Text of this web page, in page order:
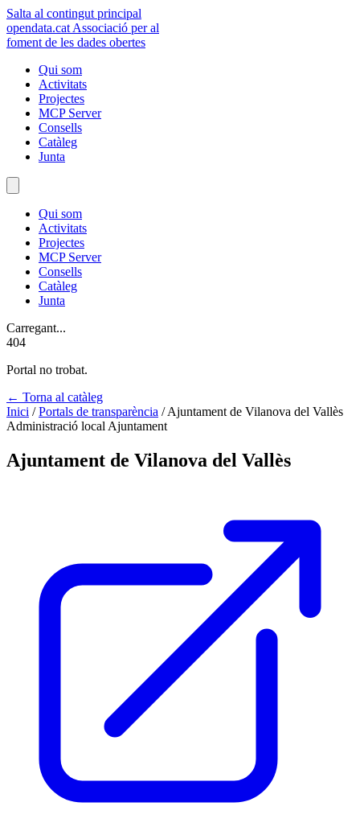
Salta al contingut principal
opendata.cat Associació per al
foment de les dades obertes
Qui som
Activitats
Projectes
MCP Server
Consells
Catàleg
Junta
Qui som
Activitats
Projectes
MCP Server
Consells
Catàleg
Junta
Carregant...
404
Portal no trobat.
← Torna al catàleg
Inici / Portals de transparència / Ajuntament de Vilanova del Vallès
Administració local Ajuntament
Ajuntament de Vilanova del Vallès